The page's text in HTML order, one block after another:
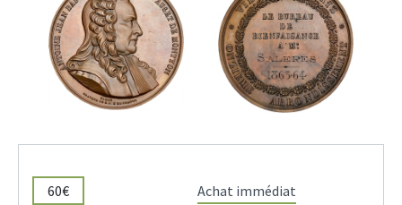
60€ Achat immédiat